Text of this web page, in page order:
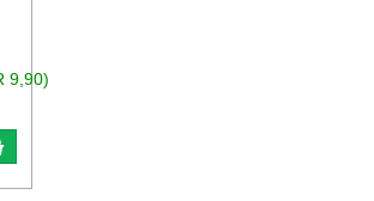
9,90)
In den Warenkorb